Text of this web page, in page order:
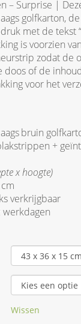
– Surprise |
golfkarton,
met de tekst
is voorzien
zodat de
doos of de
voor het
bruin
+
x hoogte)
verkrijgbaar
Wissen